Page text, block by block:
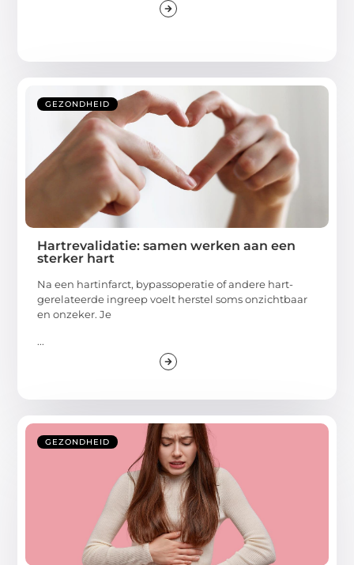
GEZONDHEID
Hartrevalidatie: samen werken aan een
sterker hart
Na een hartinfarct, bypassoperatie of andere hart-
gerelateerde ingreep voelt herstel soms onzichtbaar
en onzeker. Je
...
GEZONDHEID